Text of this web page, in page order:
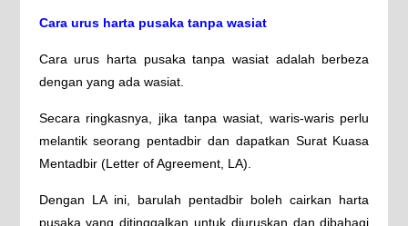
Cara urus harta pusaka tanpa wasiat
Cara urus harta pusaka tanpa wasiat adalah berbeza
dengan yang ada wasiat.
Secara ringkasnya, jika tanpa wasiat, waris-waris perlu
melantik seorang pentadbir dan dapatkan Surat Kuasa
Mentadbir (Letter of Agreement, LA).
Dengan LA ini, barulah pentadbir boleh cairkan harta
pusaka yang ditinggalkan untuk diuruskan dan dibahagi